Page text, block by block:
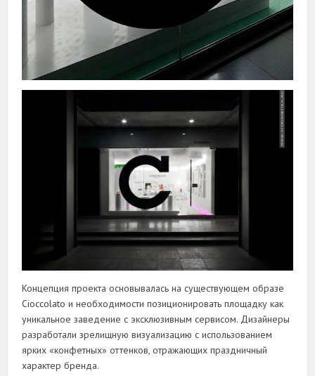
Концепция проекта основывалась на существующем образе
Cioccolato и необходимости позиционировать площадку как
уникальное заведение с эксклюзивным сервисом. Дизайнеры
разработали зрелищную визуализацию с использованием
ярких «конфетных» оттенков, отражающих праздничный
характер бренда.